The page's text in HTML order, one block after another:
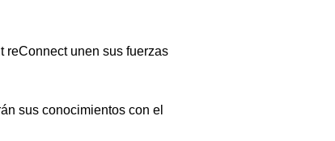
reConnect unen sus fuerzas
sus conocimientos con el